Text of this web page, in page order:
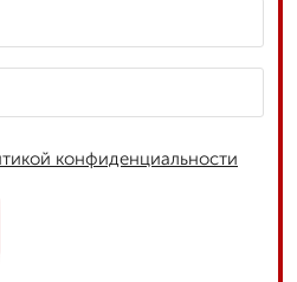
конфиденциальности